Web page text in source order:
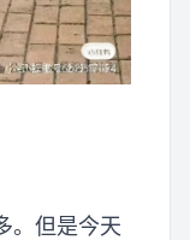
。但是今天